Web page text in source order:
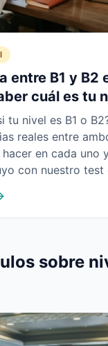
entre B1 y B2
cuál es tu
tu nivel es B1 o
reales entre
en cada uno
con nuestro test
sobre